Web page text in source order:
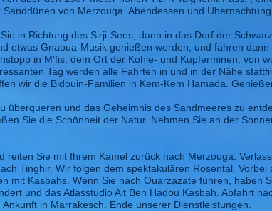
von Merzouga. Abendessen und
in Richtung des Sirji-Sees, dann in das Dorf der
etwas Gnaoua-Musik genießen werden, und fahren dann
in M'fis, dem Ort der Kohle- und Kupferminen, von
Tag werden alle Fahrten in und in der Nähe
wir die Bidouin-Familien in Kem-Kem Hamada.
und das Geheimnis des Sandmeeres zu
Sie die Schönheit der Natur. Nehmen Sie an der
Sie mit Ihrem Kamel zurück nach Merzouga.
Tinghir. Wir folgen dem spektakulären Rosental. Vorbei
mit Kasbahs. Wenn Sie nach Ouarzazate führen, haben
und das Atlasstudio Ait Ben Hadou Kasbah. Abfahrt
in Marrakesch. Ende unserer Dienstleistungen.